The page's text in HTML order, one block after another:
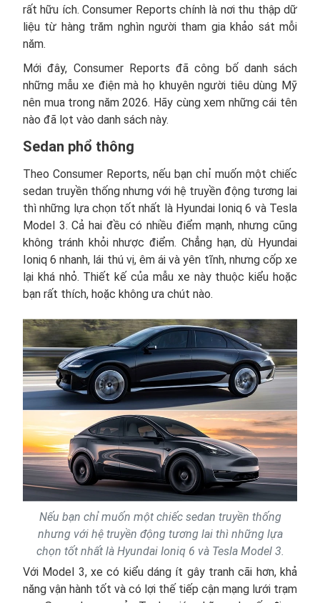
rất hữu ích. Consumer Reports chính là nơi thu thập dữ
liệu từ hàng trăm nghìn người tham gia khảo sát mỗi
năm.
Mới đây, Consumer Reports đã công bố danh sách
những mẫu xe điện mà họ khuyên người tiêu dùng Mỹ
nên mua trong năm 2026. Hãy cùng xem những cái tên
nào đã lọt vào danh sách này.
Sedan phổ thông
Theo Consumer Reports, nếu bạn chỉ muốn một chiếc
sedan truyền thống nhưng với hệ truyền động tương lai
thì những lựa chọn tốt nhất là Hyundai Ioniq 6 và Tesla
Model 3. Cả hai đều có nhiều điểm mạnh, nhưng cũng
không tránh khỏi nhược điểm. Chẳng hạn, dù Hyundai
Ioniq 6 nhanh, lái thú vị, êm ái và yên tĩnh, nhưng cốp xe
lại khá nhỏ. Thiết kế của mẫu xe này thuộc kiểu hoặc
bạn rất thích, hoặc không ưa chút nào.
Nếu bạn chỉ muốn một chiếc sedan truyền thống
nhưng với hệ truyền động tương lai thì những lựa
chọn tốt nhất là Hyundai Ioniq 6 và Tesla Model 3.
Với Model 3, xe có kiểu dáng ít gây tranh cãi hơn, khả
năng vận hành tốt và có lợi thế tiếp cận mạng lưới trạm